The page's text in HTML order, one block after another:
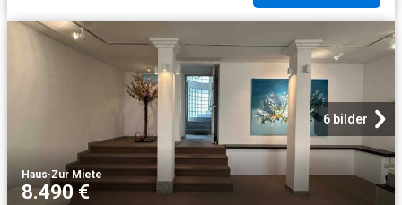
6 bilder
Haus·Zur Miete
8.490 €